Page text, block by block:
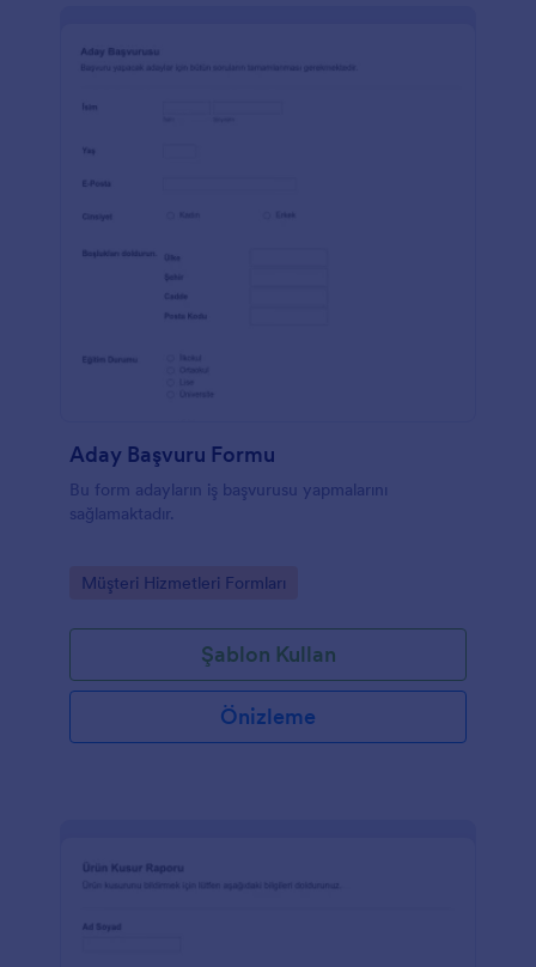
Aday Başvuru Formu
Bu form adayların iş başvurusu yapmalarını
sağlamaktadır.
Go to Category:
Müşteri Hizmetleri Formları
Şablon Kullan
Önizleme